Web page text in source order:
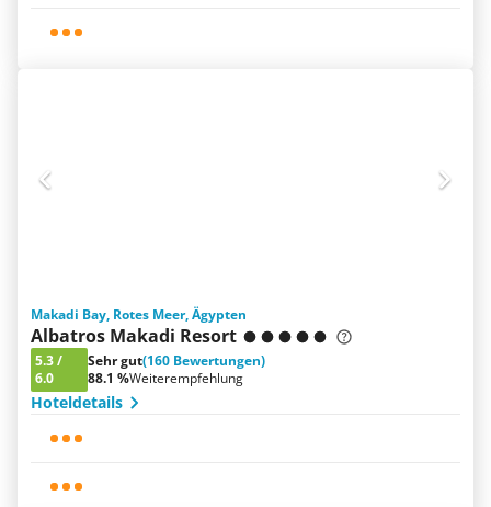
Makadi Bay, Rotes Meer, Ägypten
Albatros Makadi Resort
5.3/
6.0
Sehr gut(160 Bewertungen)
88.1 %Weiterempfehlung
Hoteldetails